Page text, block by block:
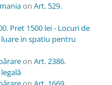
on Art. 529.
Pret 1500 lei - Locuri de
in spatiu pentru
on Art. 2386.